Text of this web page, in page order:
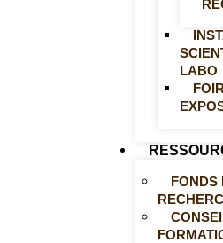
LABO
FONDS